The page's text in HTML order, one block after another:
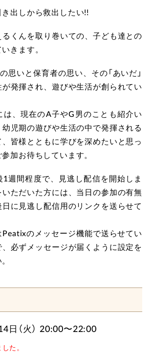
出しから救出したい!!
るくんを取り巻いての、子ども達との
きます。
思いと保育者の思い、その「あいだ」
発揮され、遊びや生活が創られてい
は、現在のA子やG男のことも紹介い
児期の遊びや生活の中で発揮される
皆様とともに学びを深めたいと思っ
加お待ちしています。
週間程度で、見逃し配信を開始しま
ただいた方には、当日の参加の有無
に見逃し配信用のリンクを送らせて
Peatixのメッセージ機能で送らせてい
必ずメッセージが届くように設定を
日（火） 20:00〜22:00
た。